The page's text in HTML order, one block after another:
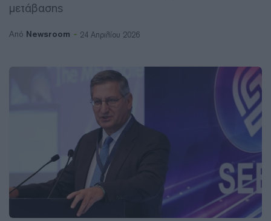
μετάβασης
Από Newsroom 24 Απριλίου 2026